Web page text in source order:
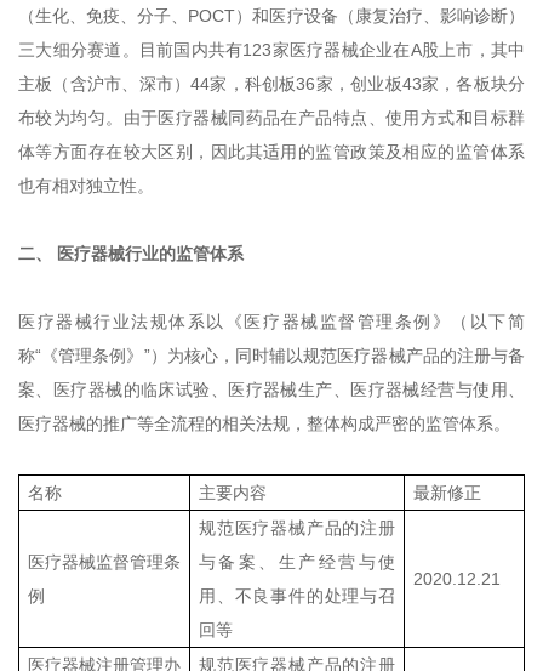
（生化、免疫、分子、POCT）和医疗设备（康复治疗、影响诊断）
三大细分赛道。目前国内共有123家医疗器械企业在A股上市，其中
主板（含沪市、深市）44家，科创板36家，创业板43家，各板块分
布较为均匀。由于医疗器械同药品在产品特点、使用方式和目标群
体等方面存在较大区别，因此其适用的监管政策及相应的监管体系
也有相对独立性。
二、 医疗器械行业的监管体系
医疗器械行业法规体系以《医疗器械监督管理条例》（以下简
称“《管理条例》”）为核心，同时辅以规范医疗器械产品的注册与备
案、医疗器械的临床试验、医疗器械生产、医疗器械经营与使用、
医疗器械的推广等全流程的相关法规，整体构成严密的监管体系。
名称 主要内容 最新修正
医疗器械监督管理条
例
规范医疗器械产品的注册
与备案、生产经营与使
用、不良事件的处理与召
回等
2020.12.21
医疗器械注册管理办
规范医疗器械产品的注册